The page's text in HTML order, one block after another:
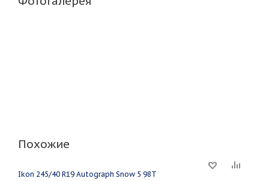
Похожие
Ikon 245/40 R19 Autograph Snow 5 98T